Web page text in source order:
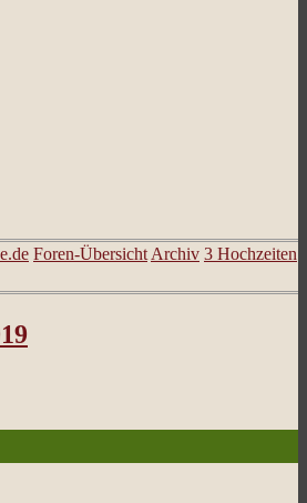
Foren-Übersicht Archiv 3 Hochzeiten